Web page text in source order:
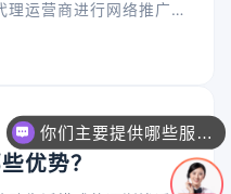
运营商进行网络推广，
优势？
你们主要提供哪些服务？可以根据需求定制吗？